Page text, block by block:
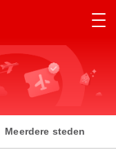
Meerdere steden